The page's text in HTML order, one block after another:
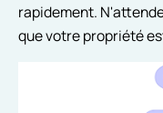
rapidement.
que votre propriété